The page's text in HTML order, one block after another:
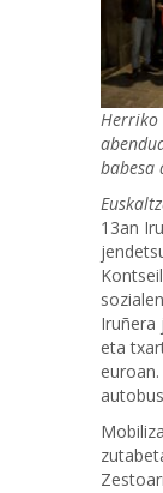
Herriko
babesa
13an
Iruñera
eta